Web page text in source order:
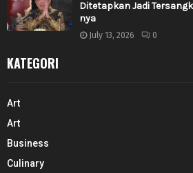
Ditetapkan Jadi
nya
July 13, 2026 0
KATEGORI
Art
Art
Business
Culinary